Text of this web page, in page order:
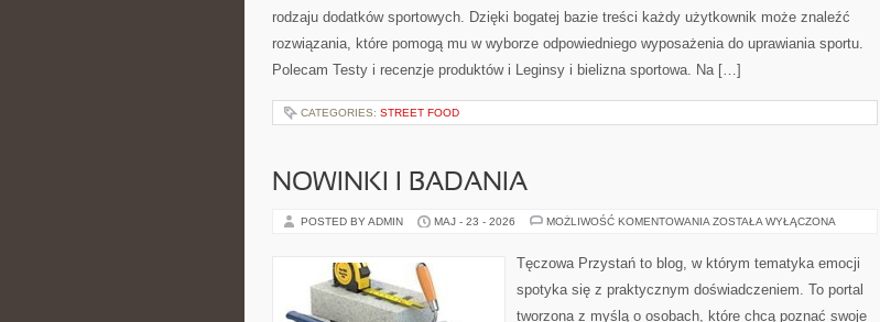
rodzaju dodatków sportowych. Dzięki bogatej bazie treści każdy użytkownik może znaleźć
rozwiązania, które pomogą mu w wyborze odpowiedniego wyposażenia do uprawiania sportu.
Polecam Testy i recenzje produktów i Leginsy i bielizna sportowa. Na […]
CATEGORIES: STREET FOOD
NOWINKI I BADANIA
POSTED BY ADMIN MAJ - 23 - 2026 MOŻLIWOŚĆ KOMENTOWANIA NOWINKI
ZOSTAŁA WYŁĄCZONA
Tęczowa Przystań to blog, w którym tematyka emocji
spotyka się z praktycznym doświadczeniem. To portal
tworzona z myślą o osobach, które chcą poznać swoje